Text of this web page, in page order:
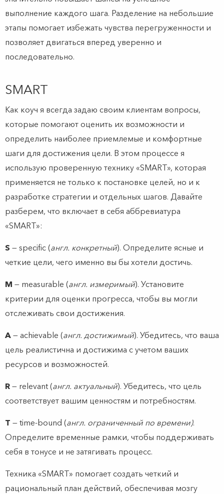
выполнение каждого шага. Разделение на небольшие
этапы помогает избежать чувства перегруженности и
позволяет двигаться вперед уверенно и
последовательно.
SMART
Как коуч я всегда задаю своим клиентам вопросы,
которые помогают оценить их возможности и
определить наиболее приемлемые и комфортные
шаги для достижения цели. В этом процессе я
использую проверенную технику «SMART», которая
применяется не только к постановке целей, но и к
разработке стратегии и отдельных шагов. Давайте
разберем, что включает в себя аббревиатура
«SMART»:
S — specific (англ. конкретный). Определите ясные и
четкие цели, чего именно вы бы хотели достичь.
M — measurable (англ. измеримый). Установите
критерии для оценки прогресса, чтобы вы могли
отслеживать свои достижения.
A — achievable (англ. достижимый). Убедитесь, что ваша
цель реалистична и достижима с учетом ваших
ресурсов и возможностей.
R — relevant (англ. актуальный). Убедитесь, что цель
соответствует вашим ценностям и потребностям.
T — time-bound (англ. ограниченный по времени).
Определите временные рамки, чтобы поддерживать
себя в тонусе и не затягивать процесс.
Техника «SMART» помогает создать четкий и
рациональный план действий, обеспечивая мозгу